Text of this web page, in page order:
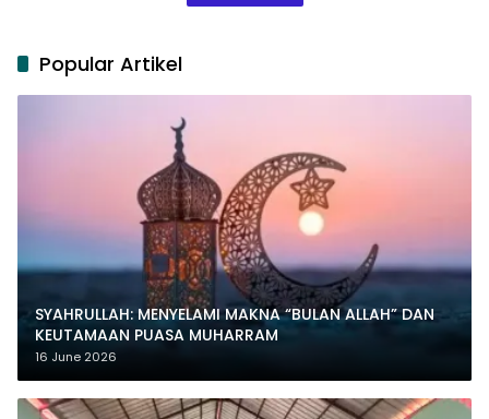
Popular Artikel
SYAHRULLAH: MENYELAMI MAKNA “BULAN ALLAH” DAN
KEUTAMAAN PUASA MUHARRAM
16 June 2026